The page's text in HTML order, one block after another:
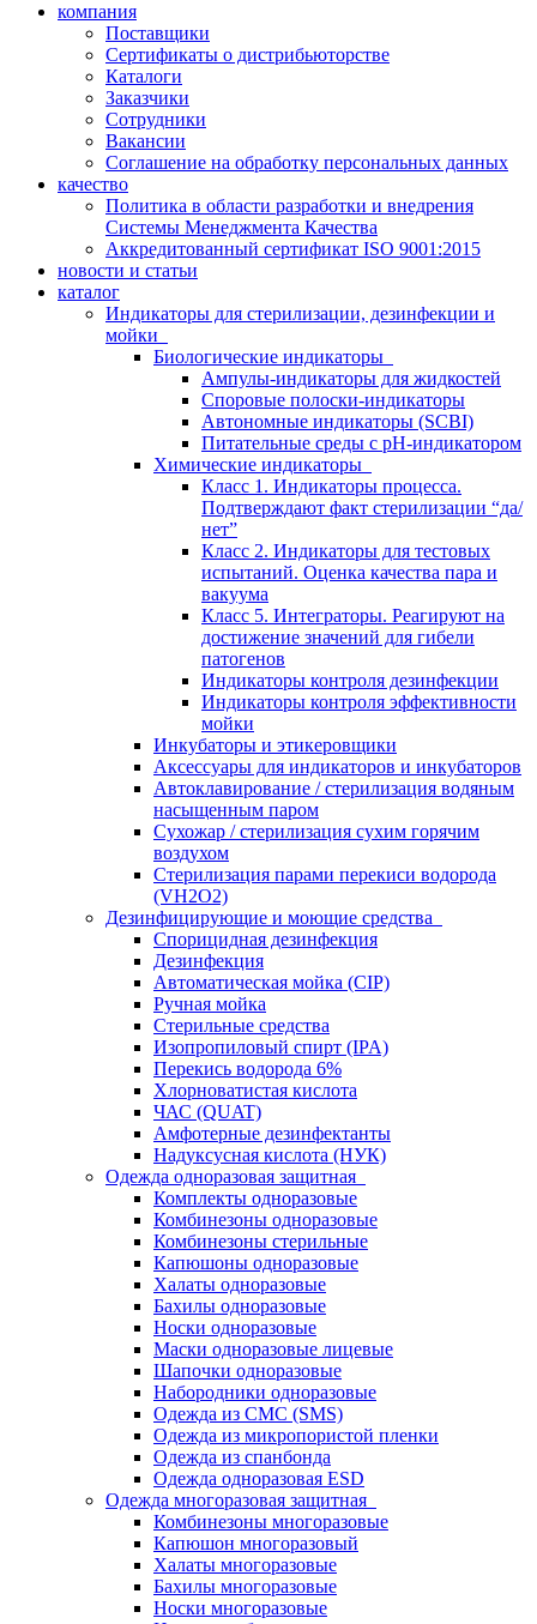
компания
Поставщики
Сертификаты о дистрибьюторстве
Каталоги
Заказчики
Сотрудники
Вакансии
Соглашение на обработку персональных данных
качество
Политика в области разработки и внедрения
Системы Менеджмента Качества
Аккредитованный сертификат ISO 9001:2015
новости и статьи
каталог
Индикаторы для стерилизации, дезинфекции и
мойки
Биологические индикаторы
Ампулы-индикаторы для жидкостей
Споровые полоски-индикаторы
Автономные индикаторы (SCBI)
Питательные среды с рН-индикатором
Химические индикаторы
Класс 1. Индикаторы процесса.
Подтверждают факт стерилизации “да/
нет”
Класс 2. Индикаторы для тестовых
испытаний. Оценка качества пара и
вакуума
Класс 5. Интеграторы. Реагируют на
достижение значений для гибели
патогенов
Индикаторы контроля дезинфекции
Индикаторы контроля эффективности
мойки
Инкубаторы и этикеровщики
Аксессуары для индикаторов и инкубаторов
Автоклавирование / стерилизация водяным
насыщенным паром
Сухожар / стерилизация сухим горячим
воздухом
Стерилизация парами перекиси водорода
(VH2O2)
Дезинфицирующие и моющие средства
Спорицидная дезинфекция
Дезинфекция
Автоматическая мойка (CIP)
Ручная мойка
Стерильные средства
Изопропиловый спирт (IPA)
Перекись водорода 6%
Хлорноватистая кислота
ЧАС (QUAT)
Амфотерные дезинфектанты
Надуксусная кислота (НУК)
Одежда одноразовая защитная
Комплекты одноразовые
Комбинезоны одноразовые
Комбинезоны стерильные
Капюшоны одноразовые
Халаты одноразовые
Бахилы одноразовые
Носки одноразовые
Маски одноразовые лицевые
Шапочки одноразовые
Набородники одноразовые
Одежда из СМС (SMS)
Одежда из микропористой пленки
Одежда из спанбонда
Одежда одноразовая ESD
Одежда многоразовая защитная
Комбинезоны многоразовые
Капюшон многоразовый
Халаты многоразовые
Бахилы многоразовые
Носки многоразовые